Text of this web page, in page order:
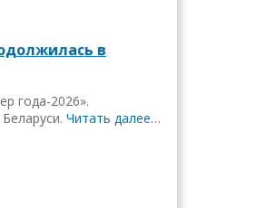
в
года-2026».
Читать далее…